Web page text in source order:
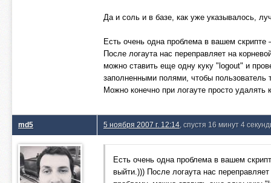
Да и соль и в базе, как уже указывалось,
Есть очень одна проблема в вашем
После логаута нас переправляет на
можно ставить еще одну куку "logout" и
заполненными полями, чтобы пользователь
Можно конечно при логауте просто
md5 5 ноября 2007 г. 12:14 , спустя 16 минут 4
Есть очень одна проблема в вашем
выйти.))) После логаута нас